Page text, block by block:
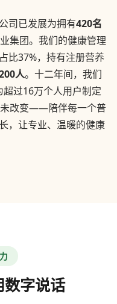
司已发展为拥有420名
集团。我们的健康管理
比37%，持有注册营养
人。十二年间，我们
过16万个人用户制定
未改变——陪伴每一个普
，让专业、温暖的健康
字说话